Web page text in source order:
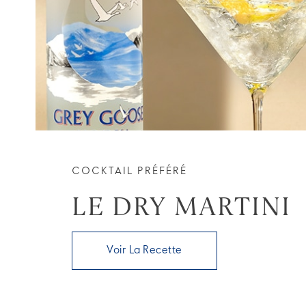
COCKTAIL PRÉFÉRÉ
LE DRY MARTINI
Voir La Recette